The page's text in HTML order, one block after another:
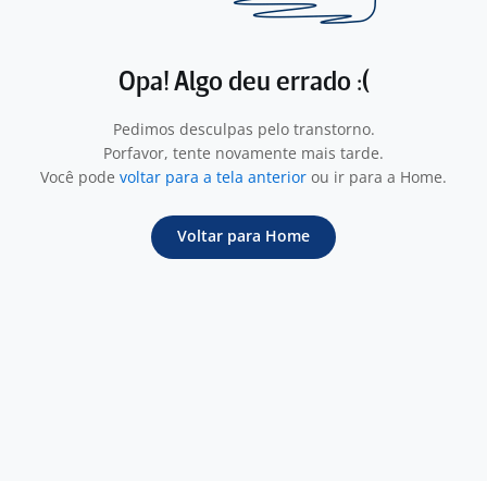
Opa! Algo deu errado :(
Pedimos desculpas pelo transtorno.
Porfavor, tente novamente mais tarde.
Você pode voltar para a tela anterior ou ir para a Home.
Voltar para Home